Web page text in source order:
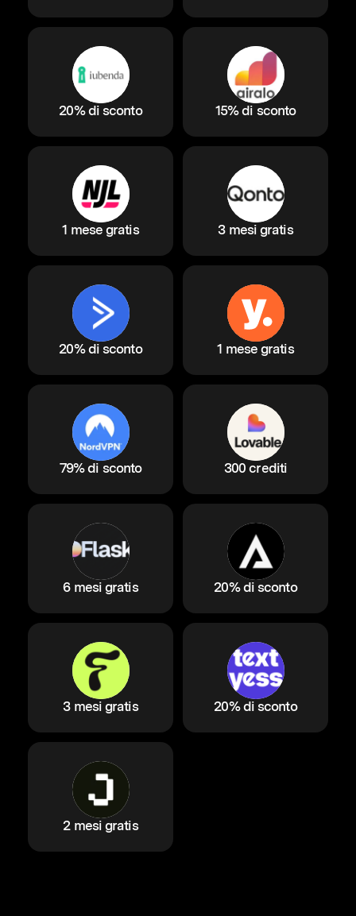
20% di sconto 15% di sconto
1 mese gratis 3 mesi gratis
20% di sconto 1 mese gratis
79% di sconto 300 crediti
6 mesi gratis 20% di sconto
3 mesi gratis 20% di sconto
2 mesi gratis